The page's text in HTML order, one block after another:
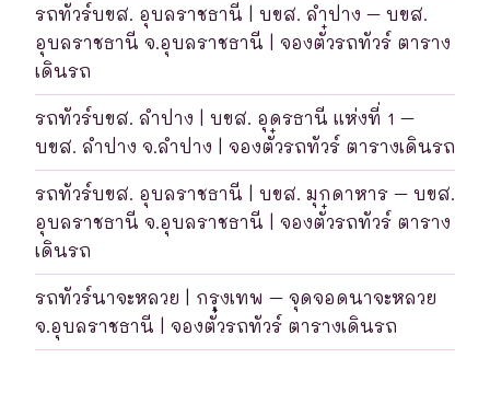
รถทัวร์บขส. อุบลราชธานี | บขส. ลำปาง – บขส.
อุบลราชธานี จ.อุบลราชธานี | จองตั๋วรถทัวร์ ตาราง
เดินรถ
รถทัวร์บขส. ลำปาง | บขส. อุดรธานี แห่งที่ 1 –
บขส. ลำปาง จ.ลำปาง | จองตั๋วรถทัวร์ ตารางเดินรถ
รถทัวร์บขส. อุบลราชธานี | บขส. มุกดาหาร – บขส.
อุบลราชธานี จ.อุบลราชธานี | จองตั๋วรถทัวร์ ตาราง
เดินรถ
รถทัวร์นาจะหลวย | กรุงเทพ – จุดจอดนาจะหลวย
จ.อุบลราชธานี | จองตั๋วรถทัวร์ ตารางเดินรถ